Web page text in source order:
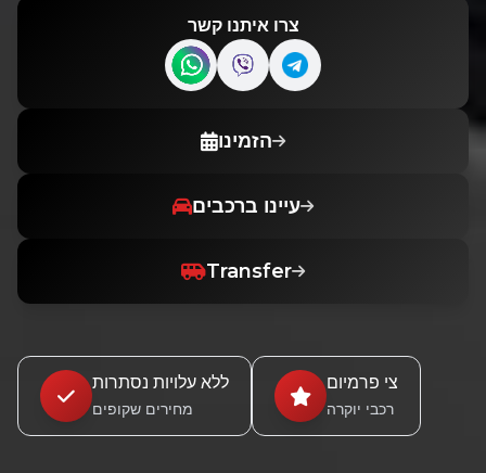
צרו איתנו קשר
Contact us on WhatsApp
Contact us on Viber
Contact us on
הזמינו
עיינו ברכבים
Transfer
ללא עלויות נסתרות
מחירים שקופים
צי פרמיום
רכבי יוקרה